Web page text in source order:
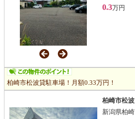
0.3万円
柏崎市松波貸駐車場！月額0.33万円！
柏崎市松
新潟県柏